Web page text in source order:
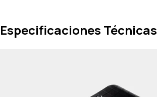
Especificaciones Técnicas